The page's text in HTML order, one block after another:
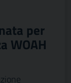
per
WOAH